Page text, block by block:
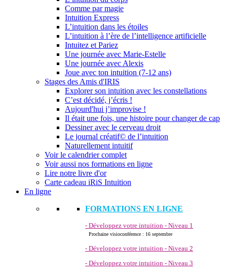
Comme par magie
Intuition Express
L’intuition dans les étoiles
L’intuition à l’ère de l’intelligence artificielle
Intuitez et Pariez
Une journée avec Marie-Estelle
Une journée avec Alexis
Joue avec ton intuition (7-12 ans)
Stages des Amis d'IRIS
Explorer son intuition avec les constellations
C’est décidé, j’écris !
Aujourd'hui j’improvise !
Il était une fois, une histoire pour changer de cap
Dessiner avec le cerveau droit
Le journal créatif© de l’intuition
Naturellement intuitif
Voir le calendrier complet
Voir aussi nos formations en ligne
Lire notre livre d'or
Carte cadeau iRiS Intuition
En ligne
FORMATIONS EN LIGNE
- Développez votre intuition - Niveau 1
Prochaine visioconférence : 16 septembre
- Développez votre intuition - Niveau 2
- Développez votre intuition - Niveau 3